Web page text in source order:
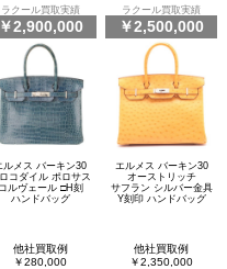
ラクール買取実績
￥2,900,000
ラクール買取実績
￥2,500,000
ルメス バーキン30
コダイル ポロサス
コルヴェール □H刻
ハンドバッグ
他社買取例
￥280,000
エルメス バーキン30
オーストリッチ
サフラン シルバー金具
Y刻印 ハンドバッグ
他社買取例
￥2,350,000